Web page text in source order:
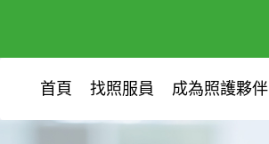
首頁 找照服員 成為照護夥伴